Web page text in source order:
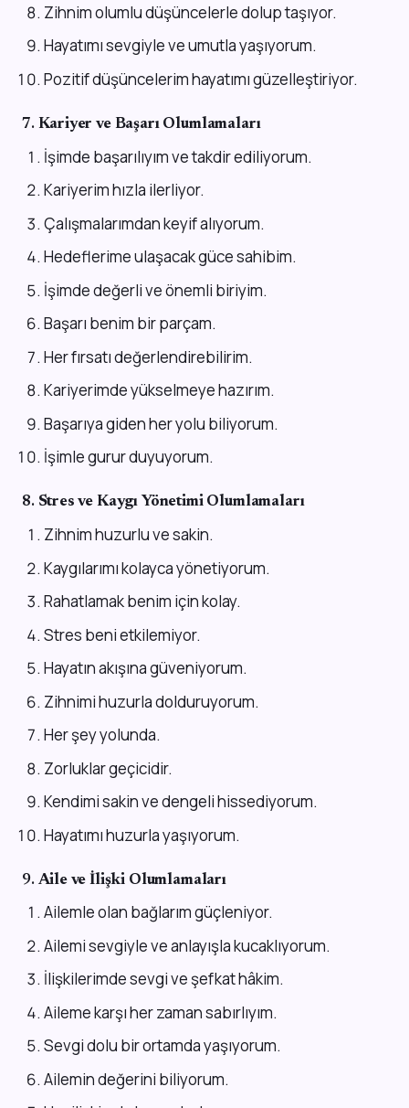
Zihnim olumlu düşüncelerle dolup taşıyor.
Hayatımı sevgiyle ve umutla yaşıyorum.
Pozitif düşüncelerim hayatımı güzelleştiriyor.
7. Kariyer ve Başarı Olumlamaları
İşimde başarılıyım ve takdir ediliyorum.
Kariyerim hızla ilerliyor.
Çalışmalarımdan keyif alıyorum.
Hedeflerime ulaşacak güce sahibim.
İşimde değerli ve önemli biriyim.
Başarı benim bir parçam.
Her fırsatı değerlendirebilirim.
Kariyerimde yükselmeye hazırım.
Başarıya giden her yolu biliyorum.
İşimle gurur duyuyorum.
8. Stres ve Kaygı Yönetimi Olumlamaları
Zihnim huzurlu ve sakin.
Kaygılarımı kolayca yönetiyorum.
Rahatlamak benim için kolay.
Stres beni etkilemiyor.
Hayatın akışına güveniyorum.
Zihnimi huzurla dolduruyorum.
Her şey yolunda.
Zorluklar geçicidir.
Kendimi sakin ve dengeli hissediyorum.
Hayatımı huzurla yaşıyorum.
9. Aile ve İlişki Olumlamaları
Ailemle olan bağlarım güçleniyor.
Ailemi sevgiyle ve anlayışla kucaklıyorum.
İlişkilerimde sevgi ve şefkat hâkim.
Aileme karşı her zaman sabırlıyım.
Sevgi dolu bir ortamda yaşıyorum.
Ailemin değerini biliyorum.